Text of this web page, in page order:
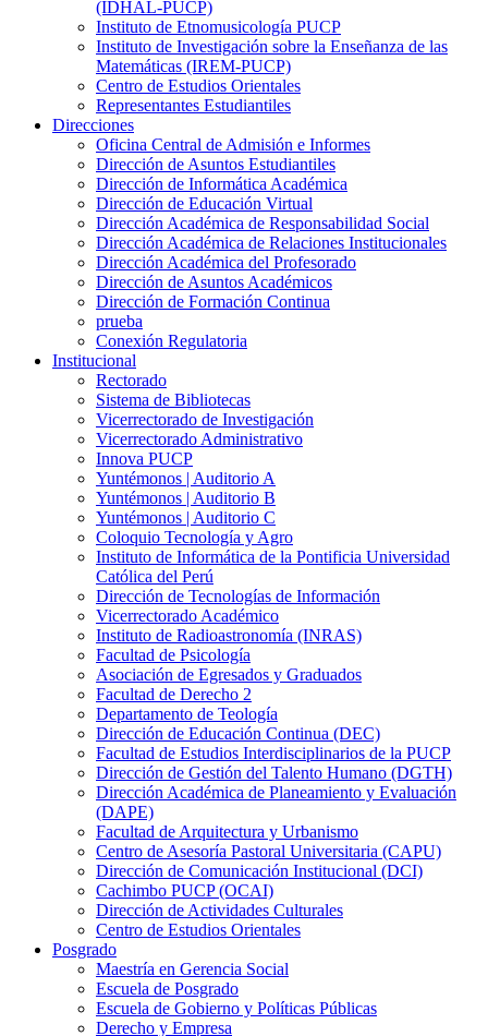
(IDHAL-PUCP)
Instituto de Etnomusicología PUCP
Instituto de Investigación sobre la Enseñanza de las
Matemáticas (IREM-PUCP)
Centro de Estudios Orientales
Representantes Estudiantiles
Direcciones
Oficina Central de Admisión e Informes
Dirección de Asuntos Estudiantiles
Dirección de Informática Académica
Dirección de Educación Virtual
Dirección Académica de Responsabilidad Social
Dirección Académica de Relaciones Institucionales
Dirección Académica del Profesorado
Dirección de Asuntos Académicos
Dirección de Formación Continua
prueba
Conexión Regulatoria
Institucional
Rectorado
Sistema de Bibliotecas
Vicerrectorado de Investigación
Vicerrectorado Administrativo
Innova PUCP
Yuntémonos | Auditorio A
Yuntémonos | Auditorio B
Yuntémonos | Auditorio C
Coloquio Tecnología y Agro
Instituto de Informática de la Pontificia Universidad
Católica del Perú
Dirección de Tecnologías de Información
Vicerrectorado Académico
Instituto de Radioastronomía (INRAS)
Facultad de Psicología
Asociación de Egresados y Graduados
Facultad de Derecho 2
Departamento de Teología
Dirección de Educación Continua (DEC)
Facultad de Estudios Interdisciplinarios de la PUCP
Dirección de Gestión del Talento Humano (DGTH)
Dirección Académica de Planeamiento y Evaluación
(DAPE)
Facultad de Arquitectura y Urbanismo
Centro de Asesoría Pastoral Universitaria (CAPU)
Dirección de Comunicación Institucional (DCI)
Cachimbo PUCP (OCAI)
Dirección de Actividades Culturales
Centro de Estudios Orientales
Posgrado
Maestría en Gerencia Social
Escuela de Posgrado
Escuela de Gobierno y Políticas Públicas
Derecho y Empresa